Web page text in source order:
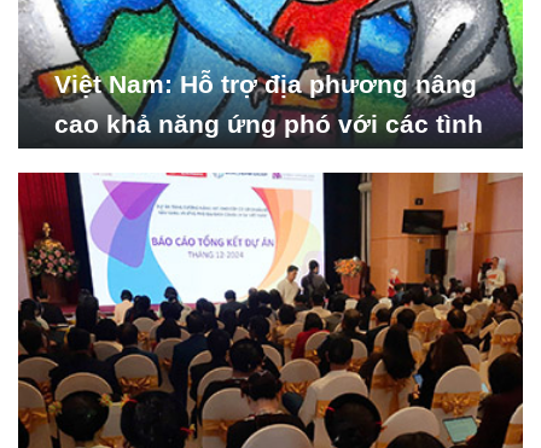
Việt Nam: Hỗ trợ địa phương nâng
cao khả năng ứng phó với các tình